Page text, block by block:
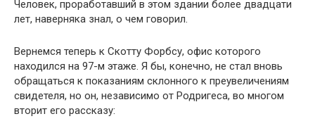
Человек, проработавший в этом здании более двадцати
лет, наверняка знал, о чем говорил.
Вернемся теперь к Скотту Форбсу, офис которого
находился на 97-м этаже. Я бы, конечно, не стал вновь
обращаться к показаниям склонного к преувеличениям
свидетеля, но он, независимо от Родригеса, во многом
вторит его рассказу: